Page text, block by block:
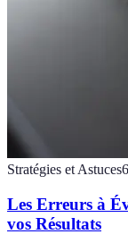
Stratégies et Astuces6
Les Erreurs à
vos Résultats